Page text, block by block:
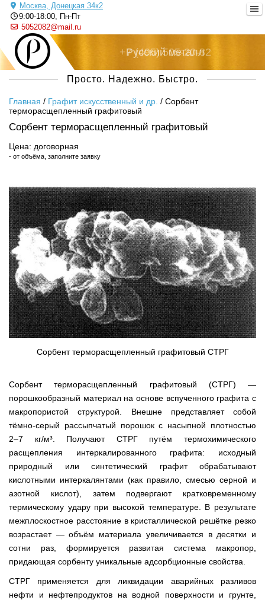
Москва, Донецкая 34к2
9:00-18:00, Пн-Пт
5052082@mail.ru
Русский металл
+7 (495) 505-20-82
Просто. Надежно. Быстро.
Главная / Графит искусственный и др. / Сорбент
терморасщепленный графитовый
Сорбент терморасщепленный графитовый
Цена: договорная
- от объёма, заполните заявку
Сорбент терморасщепленный графитовый СТРГ
Сорбент терморасщепленный графитовый (СТРГ) —
порошкообразный материал на основе вспученного графита с
макропористой структурой. Внешне представляет собой
тёмно-серый рассыпчатый порошок с насыпной плотностью
2–7 кг/м³. Получают СТРГ путём термохимического
расщепления интеркалированного графита: исходный
природный или синтетический графит обрабатывают
кислотными интеркалянтами (как правило, смесью серной и
азотной кислот), затем подвергают кратковременному
термическому удару при высокой температуре. В результате
межплоскостное расстояние в кристаллической решётке резко
возрастает — объём материала увеличивается в десятки и
сотни раз, формируется развитая система макропор,
придающая сорбенту уникальные адсорбционные свойства.
СТРГ применяется для ликвидации аварийных разливов
нефти и нефтепродуктов на водной поверхности и грунте,